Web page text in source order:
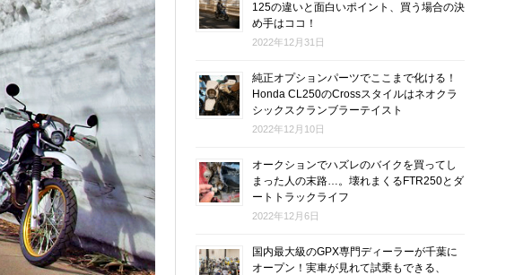
125の違いと面白いポイント、買う場合の決
め手はココ！
2022年12月31日
純正オプションパーツでここまで化ける！
Honda CL250のCrossスタイルはネオクラ
シックスクランブラーテイスト
2022年12月10日
オークションでハズレのバイクを買ってし
まった人の末路…。壊れまくるFTR250とダ
ートトラックライフ
2022年12月6日
国内最大級のGPX専門ディーラーが千葉に
オープン！実車が見れて試乗もできる、